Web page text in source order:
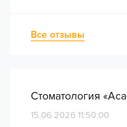
непростое
комфортно и
Все отзывы
Стоматология
15.06.2026 11:50:00